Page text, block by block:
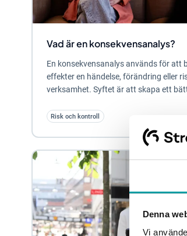
Denna
Vi
Vad är en konsekvensanalys?
En konsekvensanalys används för att
effekter en händelse, förändring eller
verksamhet. Syftet är att skapa ett
Risk och kontroll